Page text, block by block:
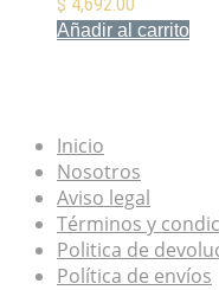
Añadir al carrito
Inicio
Nosotros
Aviso legal
Términos y
Politica de
Política de envíos